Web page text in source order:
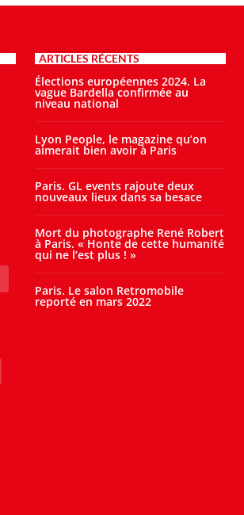
ARTICLES RÉCENTS
Élections européennes 2024. La
vague Bardella confirmée au
niveau national
Lyon People, le magazine qu’on
aimerait bien avoir à Paris
Paris. GL events rajoute deux
nouveaux lieux dans sa besace
Mort du photographe René Robert
à Paris. « Honte de cette humanité
qui ne l’est plus ! »
Paris. Le salon Retromobile
reporté en mars 2022